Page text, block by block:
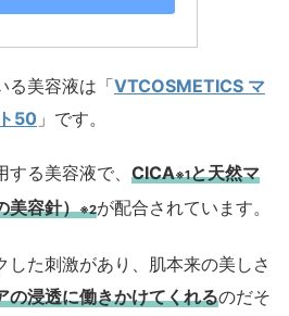
る美容液は「VTCOSMETICS マ
50 」です。
る美容液で、 CICA※1と天然マ
美容針）※2が配合されています。
した刺激があり、肌本来の美しさ
の浸透に働きかけてくれるのだそ